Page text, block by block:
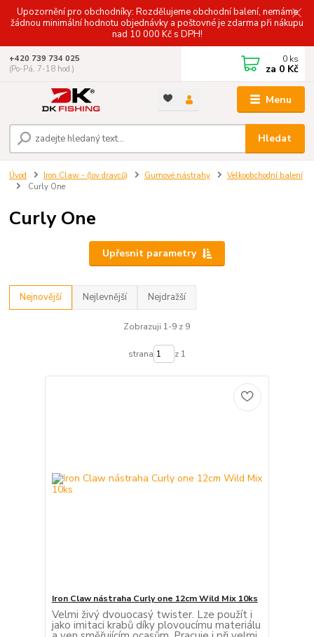
Upozornění pro obchodníky: Rozdělujeme obchodní balení, nemáme
žádnou minimální hodnotu objednávky a poštovné je zdarma při nákupu
nad 10 000 Kč s DPH!
Menu
Hledat
+420 739 734 025
(Po-Pá, 7-18 hod.)
0 ks
za 0 Kč
Úvod Iron Claw - (lov dravců) Gumové nástrahy
Velkoobchodní balení
Curly One
Curly One
Upřesnit parametry
Nejnovější Nejlevnější Nejdražší
Zobrazuji 1-9 z 9
strana z 1
Iron Claw nástraha Curly one 12cm Wild Mix 10ks
Velmi živý dvouocasý twister. Lze použít i
jako imitaci krabů díky plovoucímu materiálu